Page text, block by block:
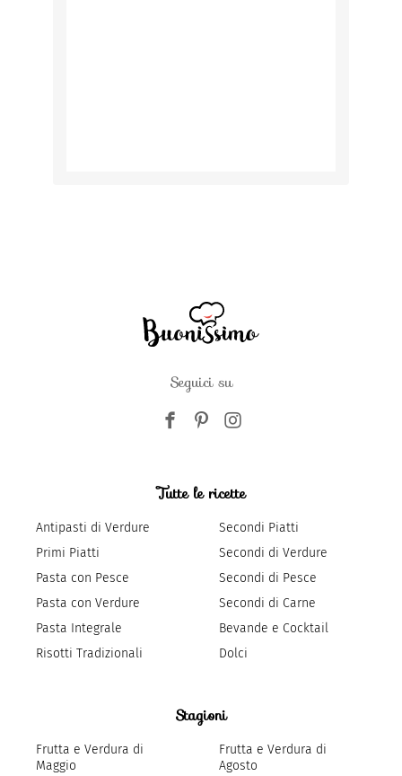
Seguici su
Tutte le ricette
Antipasti di Verdure
Primi Piatti
Pasta con Pesce
Pasta con Verdure
Pasta Integrale
Risotti Tradizionali
Secondi Piatti
Secondi di Verdure
Secondi di Pesce
Secondi di Carne
Bevande e Cocktail
Dolci
Stagioni
Frutta e Verdura di
Maggio
Frutta e Verdura di
Agosto